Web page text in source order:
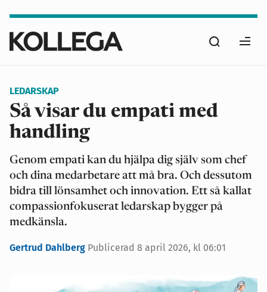
huvudinnehåll
Sök
LEDARSKAP
Så visar du empati med
handling
Genom empati kan du hjälpa dig själv som chef
och dina medarbetare att må bra. Och dessutom
bidra till lönsamhet och innovation. Ett så kallat
compassionfokuserat ledarskap bygger på
medkänsla.
Gertrud Dahlberg Publicerad 8 april 2026, kl 06:01